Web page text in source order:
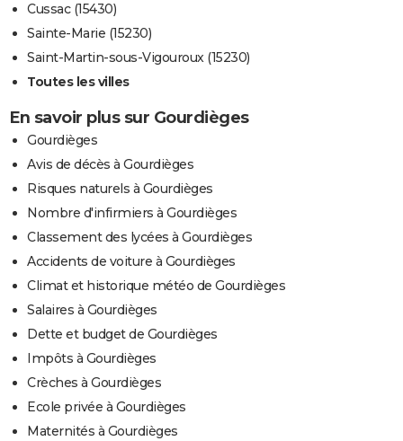
Cussac (15430)
Sainte-Marie (15230)
Saint-Martin-sous-Vigouroux (15230)
Toutes les villes
En savoir plus sur Gourdièges
Gourdièges
Avis de décès à Gourdièges
Risques naturels à Gourdièges
Nombre d'infirmiers à Gourdièges
Classement des lycées à Gourdièges
Accidents de voiture à Gourdièges
Climat et historique météo de Gourdièges
Salaires à Gourdièges
Dette et budget de Gourdièges
Impôts à Gourdièges
Crèches à Gourdièges
Ecole privée à Gourdièges
Maternités à Gourdièges